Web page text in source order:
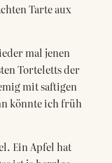
Tarte aux
mal jenen
Torteletts der
mit saftigen
könnte ich früh
Ein Apfel hat